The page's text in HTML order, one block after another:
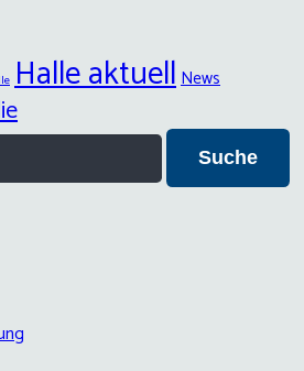
Halle aktuellNews